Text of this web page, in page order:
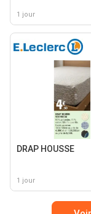
1 jour
DRAP HOUSSE
1 jour